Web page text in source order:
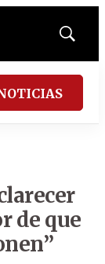
Mostrar
de que